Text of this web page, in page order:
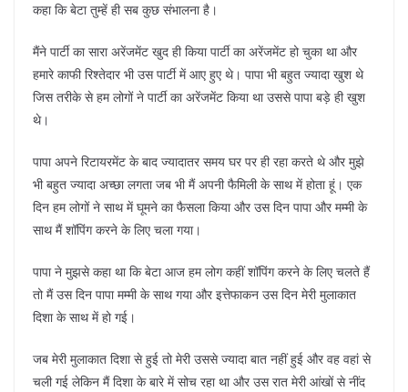
कहा कि बेटा तुम्हें ही सब कुछ संभालना है।
मैंने पार्टी का सारा अरेंजमेंट खुद ही किया पार्टी का अरेंजमेंट हो चुका था और
हमारे काफी रिश्तेदार भी उस पार्टी में आए हुए थे। पापा भी बहुत ज्यादा खुश थे
जिस तरीके से हम लोगों ने पार्टी का अरेंजमेंट किया था उससे पापा बड़े ही खुश
थे।
पापा अपने रिटायरमेंट के बाद ज्यादातर समय घर पर ही रहा करते थे और मुझे
भी बहुत ज्यादा अच्छा लगता जब भी मैं अपनी फैमिली के साथ में होता हूं। एक
दिन हम लोगों ने साथ में घूमने का फैसला किया और उस दिन पापा और मम्मी के
साथ मैं शॉपिंग करने के लिए चला गया।
पापा ने मुझसे कहा था कि बेटा आज हम लोग कहीं शॉपिंग करने के लिए चलते हैं
तो मैं उस दिन पापा मम्मी के साथ गया और इत्तेफाकन उस दिन मेरी मुलाकात
दिशा के साथ में हो गई।
जब मेरी मुलाकात दिशा से हुई तो मेरी उससे ज्यादा बात नहीं हुई और वह वहां से
चली गई लेकिन मैं दिशा के बारे में सोच रहा था और उस रात मेरी आंखों से नींद